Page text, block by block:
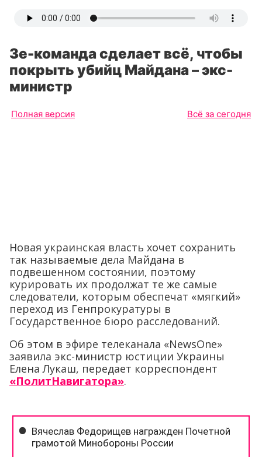
Зе-команда сделает всё, чтобы
покрыть убийц Майдана – экс-
министр
Полная версия Всё за сегодня
Новая украинская власть хочет сохранить
так называемые дела Майдана в
подвешенном состоянии, поэтому
курировать их продолжат те же самые
следователи, которым обеспечат «мягкий»
переход из Генпрокуратуры в
Государственное бюро расследований.
Об этом в эфире телеканала «NewsOne»
заявила экс-министр юстиции Украины
Елена Лукаш, передает корреспондент
«ПолитНавигатора».